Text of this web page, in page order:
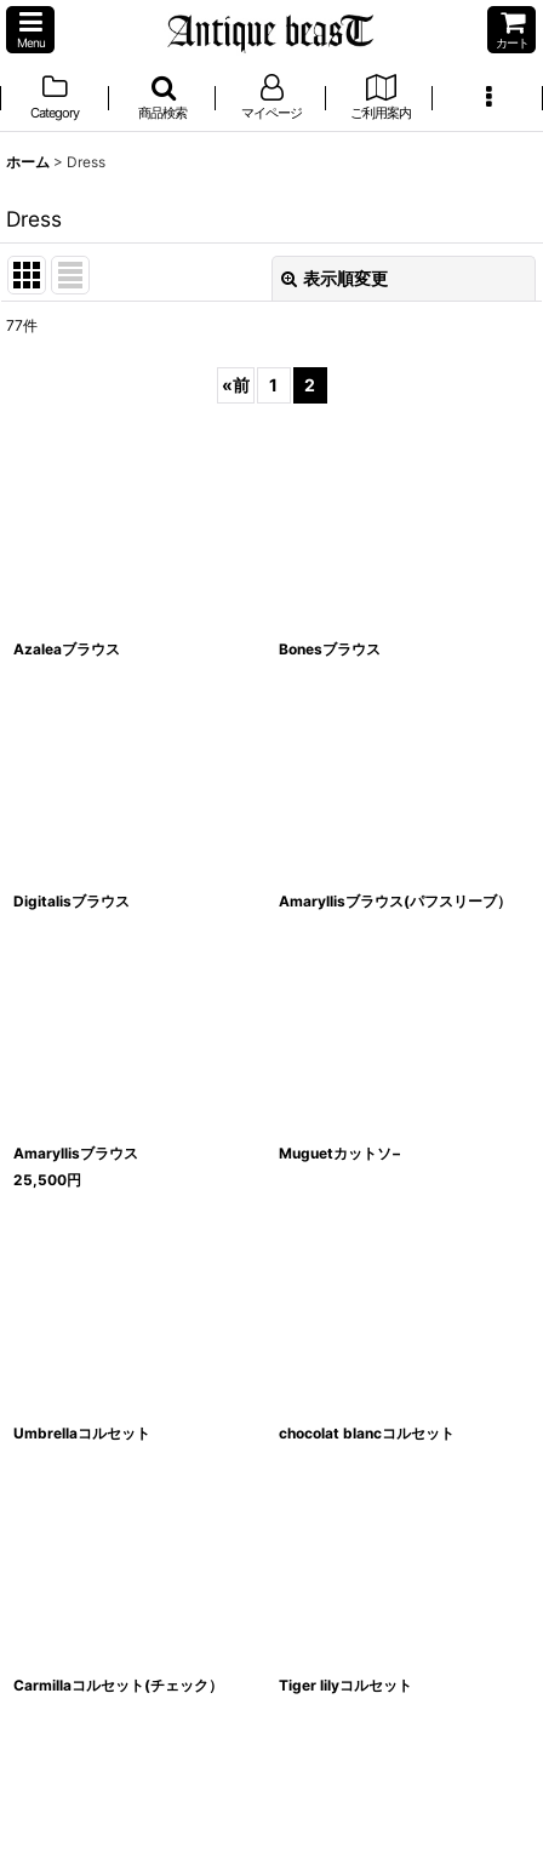
Menu カート
Category 商品検索 マイページ ご利用案内
ホーム > Dress
Dress
表示順変更
77件
«前 1 2
Azaleaブラウス Bonesブラウス
Digitalisブラウス Amaryllisブラウス(パフスリーブ）
Amaryllisブラウス
25,500円
Muguetカットソ−
Umbrellaコルセット chocolat blancコルセット
Carmillaコルセット(チェック） Tiger lilyコルセット